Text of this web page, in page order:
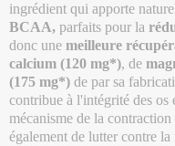
ingrédient qui apporte
BCAA, parfaits pour la
donc une meilleure
calcium (120 mg*), de
(175 mg*) de par sa
contribue à l'intégrité des os
mécanisme de la
également de lutter contre